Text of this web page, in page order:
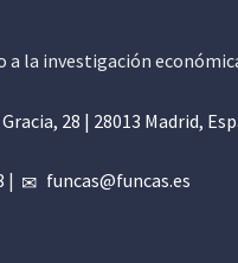
a la investigación
28 | 28013 Madrid,
| funcas@funcas.es